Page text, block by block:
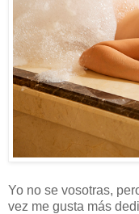
Yo no se vosotras,
vez me gusta más